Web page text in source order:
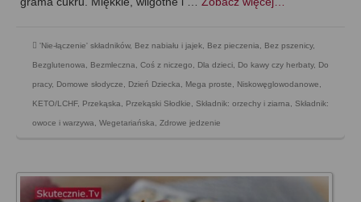
'Nie-łączenie' składników, Bez nabiału i jajek, Bez pieczenia, Bez pszenicy,
Bezglutenowa, Bezmleczna, Coś z niczego, Dla dzieci, Do kawy czy herbaty, Do
pracy, Domowe słodycze, Dzień Dziecka, Mega proste, Niskowęglowodanowe,
KETO/LCHF, Przekąska, Przekąski Słodkie, Składnik: orzechy i ziarna, Składnik:
owoce i warzywa, Wegetariańska, Zdrowe jedzenie